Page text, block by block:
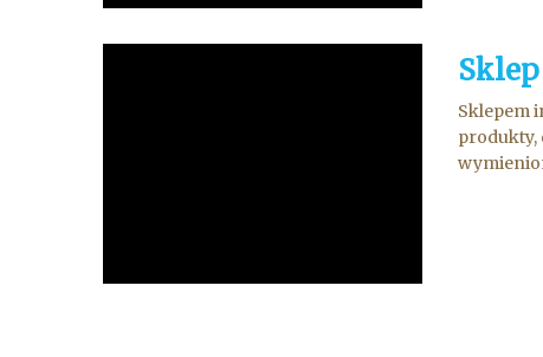
Sklepem
produkty,